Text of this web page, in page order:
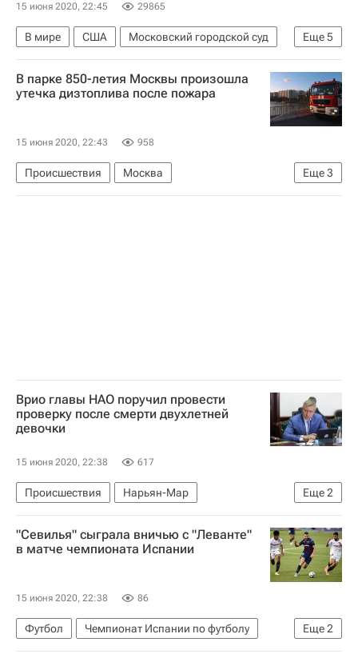
15 июня 2020, 22:45 29865
Еще5
В мире США
Московский городской суд
Федеральная служба безопасности РФ (ФСБ России)
Министерство иностранных дел Российской Федерации (МИД РФ)
В парке 850-летия Москвы произошла
утечка дизтоплива после пожара
15 июня 2020, 22:43 958
Еще3
Происшествия
Москва
МЧС России (Министерство РФ по делам гражданской обороны, чрезвычайным ситуациям и ликвидации последствий стихийных бедствий)
Врио главы НАО поручил провести
проверку после смерти двухлетней
девочки
15 июня 2020, 22:38 617
Еще2
Происшествия
Нарьян-Мар
Ненецкий автономный округ
Юрий Бездудный
"Севилья" сыграла вничью с "Леванте"
в матче чемпионата Испании
15 июня 2020, 22:38 86
Еще2
Футбол
Чемпионат Испании по футболу
Севилья
Леванте